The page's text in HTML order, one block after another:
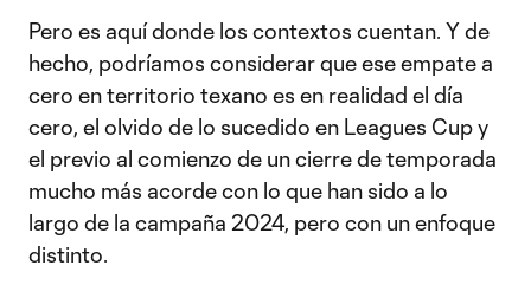
Pero es aquí donde los contextos cuentan. Y de
hecho, podríamos considerar que ese empate a
cero en territorio texano es en realidad el día
cero, el olvido de lo sucedido en Leagues Cup y
el previo al comienzo de un cierre de temporada
mucho más acorde con lo que han sido a lo
largo de la campaña 2024, pero con un enfoque
distinto.